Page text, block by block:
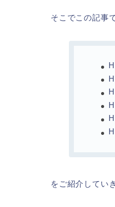
そこでこの記事
をご紹介してい